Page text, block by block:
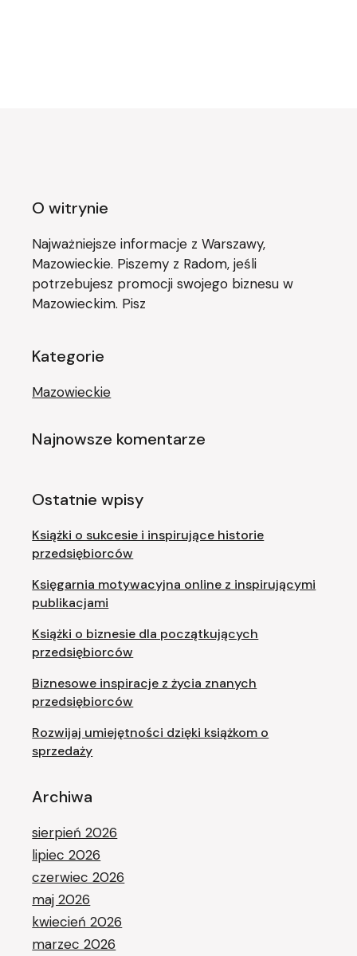
O witrynie
Najważniejsze informacje z Warszawy,
Mazowieckie. Piszemy z Radom, jeśli
potrzebujesz promocji swojego biznesu w
Mazowieckim. Pisz
Kategorie
Mazowieckie
Najnowsze komentarze
Ostatnie wpisy
Książki o sukcesie i inspirujące historie
przedsiębiorców
Księgarnia motywacyjna online z inspirującymi
publikacjami
Książki o biznesie dla początkujących
przedsiębiorców
Biznesowe inspiracje z życia znanych
przedsiębiorców
Rozwijaj umiejętności dzięki książkom o
sprzedaży
Archiwa
sierpień 2026
lipiec 2026
czerwiec 2026
maj 2026
kwiecień 2026
marzec 2026